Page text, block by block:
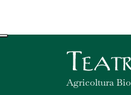
Agricoltura